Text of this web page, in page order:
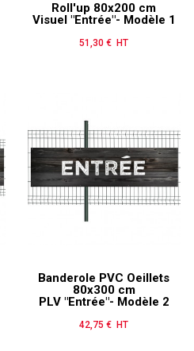
Roll'up 80x200 cm
Visuel "Entrée"- Modèle 1
Prix
51,30 € HT
Banderole PVC Oeillets
80x300 cm
PLV "Entrée"- Modèle 2
Prix
42,75 € HT